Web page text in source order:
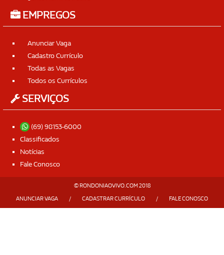
EMPREGOS
Anunciar Vaga
Cadastro Currículo
Todas as Vagas
Todos os Currículos
SERVIÇOS
(69) 98153-6000
Classificados
Notícias
Fale Conosco
© RONDONIAOVIVO.COM 2018
ANUNCIAR VAGA
/ CADASTRAR CURRÍCULO / FALE CONOSCO